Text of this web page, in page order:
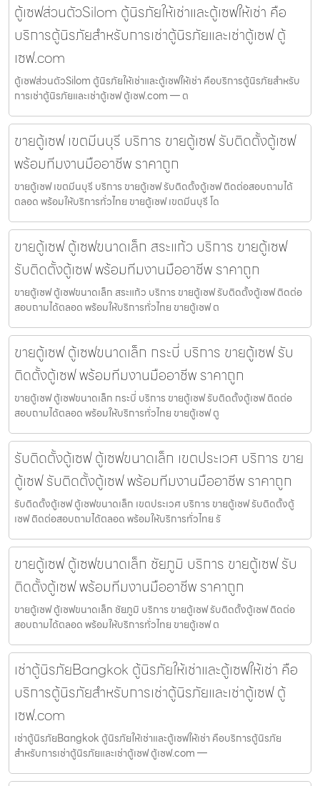
ตู้เซฟส่วนตัวSilom ตู้นิรภัยให้เช่าและตู้เซฟให้เช่า คือ
บริการตู้นิรภัยสำหรับการเช่าตู้นิรภัยและเช่าตู้เซฟ ตู้
เซฟ.com
ตู้เซฟส่วนตัวSilom ตู้นิรภัยให้เช่าและตู้เซฟให้เช่า คือบริการตู้นิรภัยสำหรับ
การเช่าตู้นิรภัยและเช่าตู้เซฟ ตู้เซฟ.com — ต
ขายตู้เซฟ เขตมีนบุรี บริการ ขายตู้เซฟ รับติดตั้งตู้เซฟ
พร้อมทีมงานมืออาชีพ ราคาถูก
ขายตู้เซฟ เขตมีนบุรี บริการ ขายตู้เซฟ รับติดตั้งตู้เซฟ ติดต่อสอบถามได้
ตลอด พร้อมให้บริการทั่วไทย ขายตู้เซฟ เขตมีนบุรี โด
ขายตู้เซฟ ตู้เซฟขนาดเล็ก สระแก้ว บริการ ขายตู้เซฟ
รับติดตั้งตู้เซฟ พร้อมทีมงานมืออาชีพ ราคาถูก
ขายตู้เซฟ ตู้เซฟขนาดเล็ก สระแก้ว บริการ ขายตู้เซฟ รับติดตั้งตู้เซฟ ติดต่อ
สอบถามได้ตลอด พร้อมให้บริการทั่วไทย ขายตู้เซฟ ต
ขายตู้เซฟ ตู้เซฟขนาดเล็ก กระบี่ บริการ ขายตู้เซฟ รับ
ติดตั้งตู้เซฟ พร้อมทีมงานมืออาชีพ ราคาถูก
ขายตู้เซฟ ตู้เซฟขนาดเล็ก กระบี่ บริการ ขายตู้เซฟ รับติดตั้งตู้เซฟ ติดต่อ
สอบถามได้ตลอด พร้อมให้บริการทั่วไทย ขายตู้เซฟ ตู
รับติดตั้งตู้เซฟ ตู้เซฟขนาดเล็ก เขตประเวศ บริการ ขาย
ตู้เซฟ รับติดตั้งตู้เซฟ พร้อมทีมงานมืออาชีพ ราคาถูก
รับติดตั้งตู้เซฟ ตู้เซฟขนาดเล็ก เขตประเวศ บริการ ขายตู้เซฟ รับติดตั้งตู้
เซฟ ติดต่อสอบถามได้ตลอด พร้อมให้บริการทั่วไทย รั
ขายตู้เซฟ ตู้เซฟขนาดเล็ก ชัยภูมิ บริการ ขายตู้เซฟ รับ
ติดตั้งตู้เซฟ พร้อมทีมงานมืออาชีพ ราคาถูก
ขายตู้เซฟ ตู้เซฟขนาดเล็ก ชัยภูมิ บริการ ขายตู้เซฟ รับติดตั้งตู้เซฟ ติดต่อ
สอบถามได้ตลอด พร้อมให้บริการทั่วไทย ขายตู้เซฟ ต
เช่าตู้นิรภัยBangkok ตู้นิรภัยให้เช่าและตู้เซฟให้เช่า คือ
บริการตู้นิรภัยสำหรับการเช่าตู้นิรภัยและเช่าตู้เซฟ ตู้
เซฟ.com
เช่าตู้นิรภัยBangkok ตู้นิรภัยให้เช่าและตู้เซฟให้เช่า คือบริการตู้นิรภัย
สำหรับการเช่าตู้นิรภัยและเช่าตู้เซฟ ตู้เซฟ.com —